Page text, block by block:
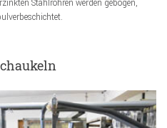
Stahlrohren werden gebogen,